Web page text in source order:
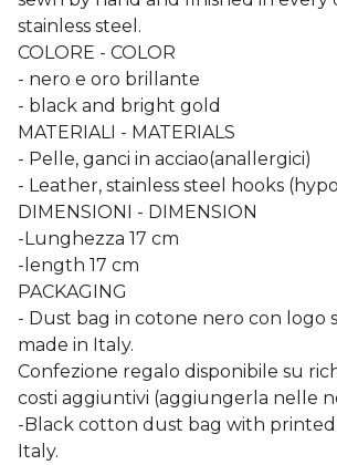
stainless steel.
COLORE - COLOR
- nero e oro brillante
- black and bright gold
MATERIALI - MATERIALS
- Pelle, ganci in acciao(anallergici)
- Leather, stainless steel hooks
DIMENSIONI - DIMENSION
-Lunghezza 17 cm
-length 17 cm
PACKAGING
- Dust bag in cotone nero con logo
made in Italy.
Confezione regalo disponibile su
costi aggiuntivi (aggiungerla nelle
-Black cotton dust bag with printed
Italy.